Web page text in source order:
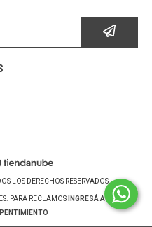
LOS DERECHOS RESERVADOS.
PARA RECLAMOS
INGRESÁ ACÁ.